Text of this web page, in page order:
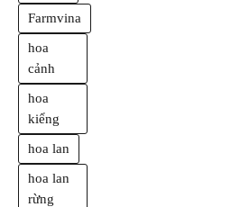
Farmvina
hoa
cảnh
hoa
kiểng
hoa lan
hoa lan
rừng